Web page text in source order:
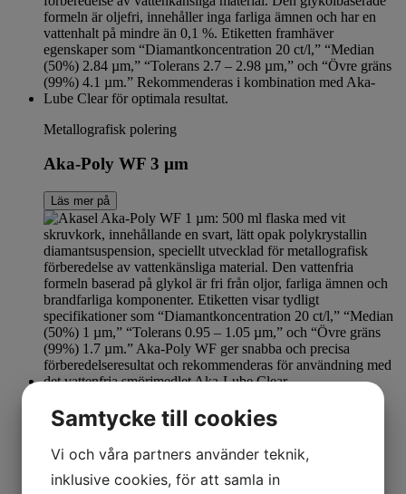
Metallografisk polering
Aka-Poly WF 3 µm
Läs mer på
Metallografisk polering
Aka-Poly WF 1 µm
Läs mer på
Samtycke till cookies
Vi och våra partners använder teknik,
inklusive cookies, för att samla in